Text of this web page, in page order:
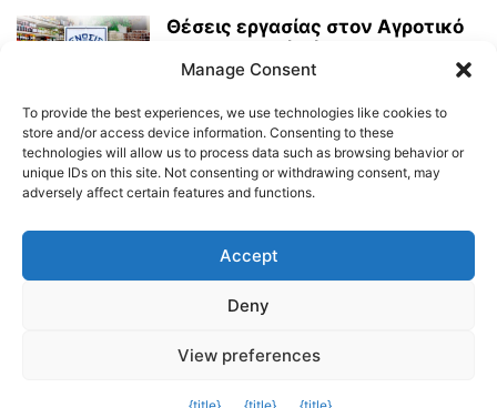
Θέσεις εργασίας στον Αγροτικό
Συνεταιρισμό Τήνου
09.07.2026
Δημοτικό Λιμενικό Ταμείο Τήνου – Άνδρου
© 2026
Manage Consent
To provide the best experiences, we use technologies like cookies to
store and/or access device information. Consenting to these
technologies will allow us to process data such as browsing behavior or
unique IDs on this site. Not consenting or withdrawing consent, may
adversely affect certain features and functions.
Accept
Deny
View preferences